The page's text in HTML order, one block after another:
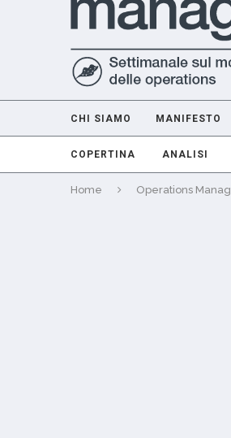
CHI SIAMO MANIFESTO
COPERTINA ANALISI
Home Operations